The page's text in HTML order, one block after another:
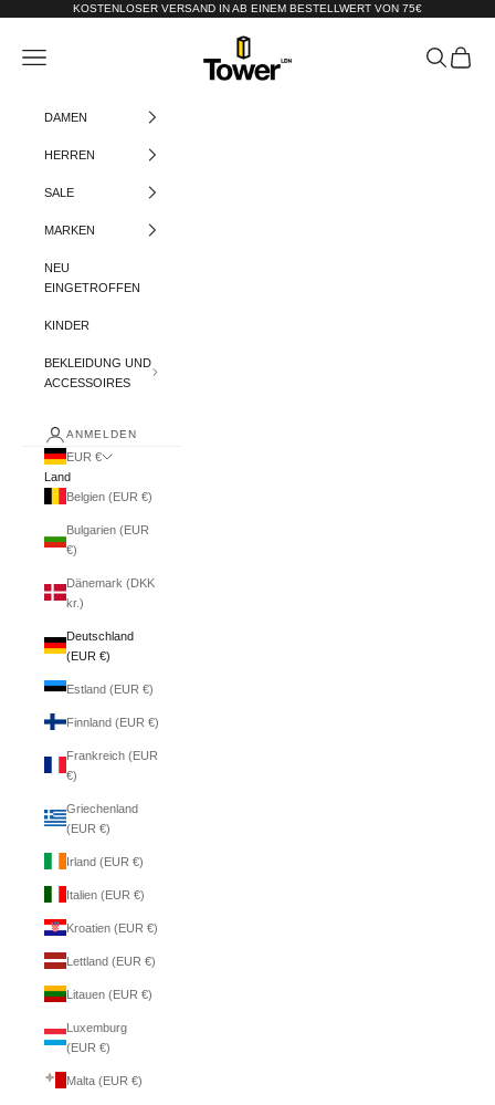
Zum Inhalt springenKOSTENLOSER VERSAND IN AB EINEM BESTELLWERT VON 75€
Tower-London.De
Menü Suchen
DAMEN
HERREN
SALE
MARKEN
NEU
EINGETROFFEN
KINDER
BEKLEIDUNG UND
ACCESSOIRES
ANMELDEN
EUR €
Land
Belgien (EUR €)
Bulgarien (EUR
€)
Dänemark (DKK
kr.)
Deutschland
(EUR €)
Estland (EUR €)
Finnland (EUR €)
Frankreich (EUR
€)
Griechenland
(EUR €)
Irland (EUR €)
Italien (EUR €)
Kroatien (EUR €)
Lettland (EUR €)
Litauen (EUR €)
Luxemburg
(EUR €)
Malta (EUR €)